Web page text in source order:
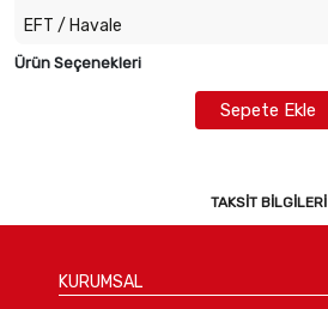
EFT / Havale
Ürün Seçenekleri
Sepete Ekle
TAKSIT BILGILERI
KURUMSAL